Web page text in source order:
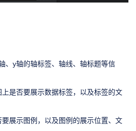
、y轴的轴标签、轴线、轴标题等信
是否要展示数据标签，以及标签的文
展示图例，以及图例的展示位置、文